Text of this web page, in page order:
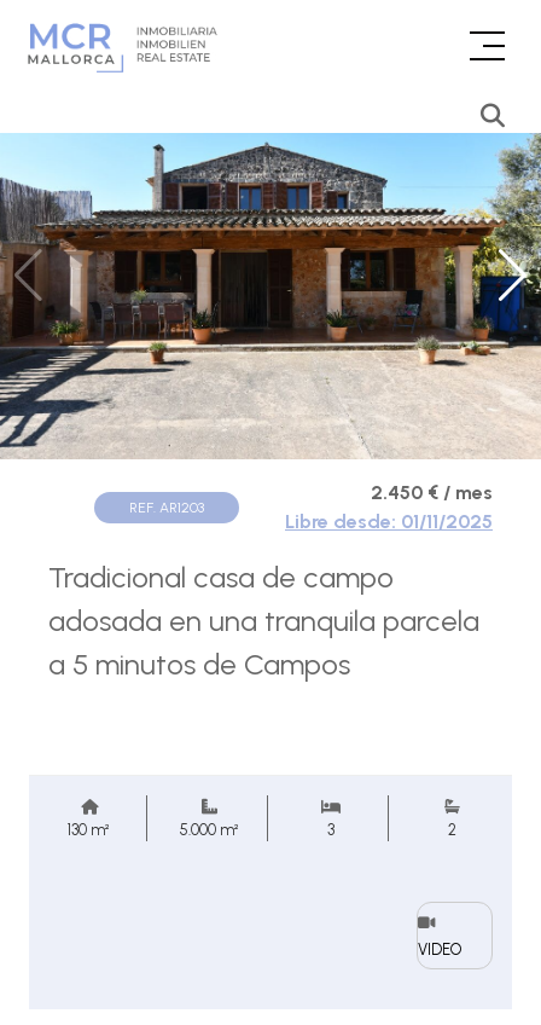
REF. AR1203
2.450 € / mes
Libre desde: 01/11/2025
Tradicional casa de campo
adosada en una tranquila parcela
a 5 minutos de Campos
130 m² 5.000 m² 3 2
VIDEO